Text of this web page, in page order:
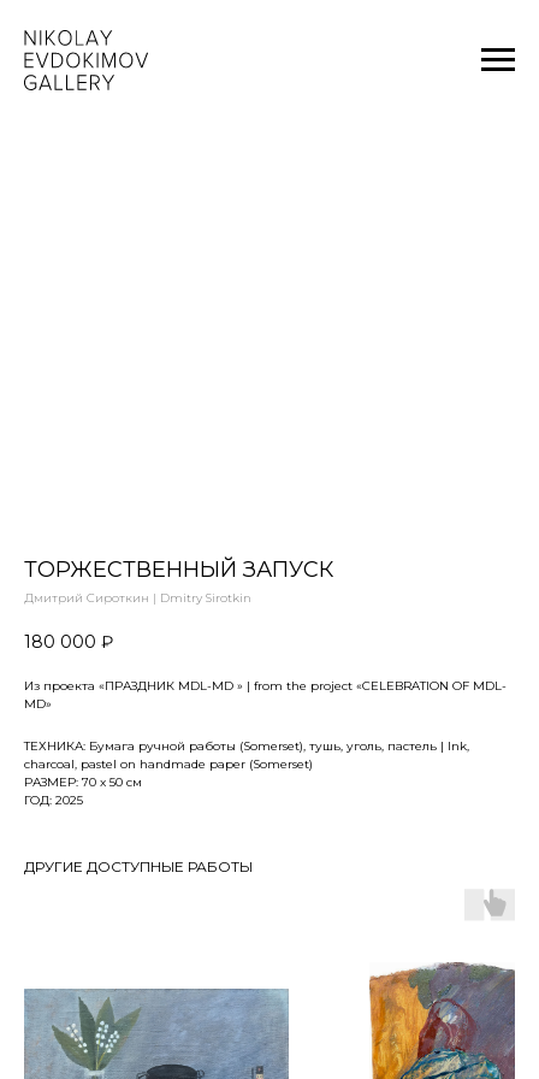
ТОРЖЕСТВЕННЫЙ ЗАПУСК
Дмитрий Сироткин | Dmitry Sirotkin
180 000 ₽
Из проекта «ПРАЗДНИК МDL-MD » | from the project «CELEBRATION OF MDL-
MD»
ТЕХНИКА: Бумага ручной работы (Somerset), тушь, уголь, пастель | Ink,
charcoal, pastel on handmade paper (Somerset)
РАЗМЕР: 70 x 50 см
ГОД: 2025
ДРУГИЕ ДОСТУПНЫЕ РАБОТЫ